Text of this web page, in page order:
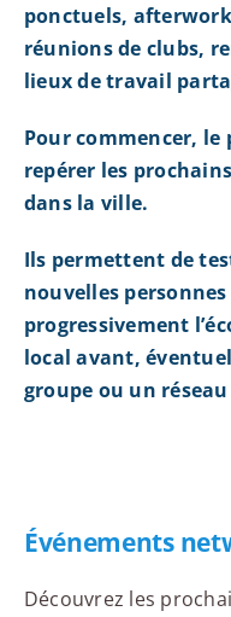
ponctuels,
réunions de clubs,
lieux de travail
Pour commencer, le
repérer les
dans la ville.
Ils permettent de
nouvelles
progressivement
local avant,
groupe ou un
Événements
Découvrez les